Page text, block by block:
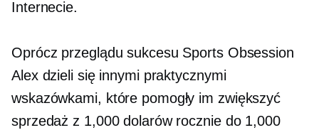
Internecie.
Oprócz przeglądu sukcesu Sports Obsession
Alex dzieli się innymi praktycznymi
wskazówkami, które pomogły im zwiększyć
sprzedaż z 1,000 dolarów rocznie do 1,000